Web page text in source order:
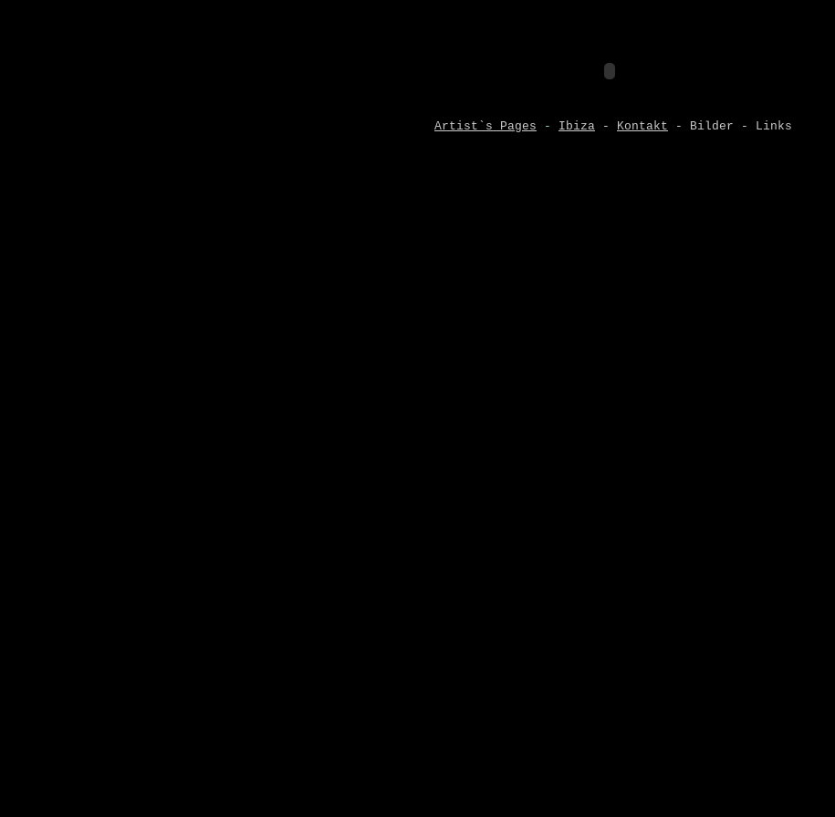
Artist`s Pages - Ibiza - Kontakt - Bilder - Links